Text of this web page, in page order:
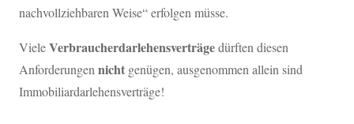
nachvollziehbaren Weise“ erfolgen müsse.
VieleVerbraucherdarlehensverträgedürften diesen
Anforderungennicht genügen, ausgenommen allein sind
Immobiliardarlehensverträge!